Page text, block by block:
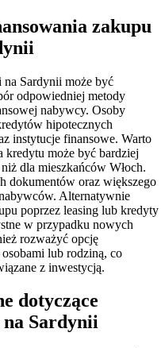
zakupu
na Sardynii może być
odpowiedniej metody
nabywcy. Osoby
hipotecznych
instytucje finansowe. Warto
kredytu może być bardziej
dla mieszkańców Włoch.
dokumentów oraz większego
Alternatywnie
poprzez leasing lub kredyty
w przypadku nowych
rozważyć opcję
lub rodziną, co
z inwestycją.
dotyczące
Sardynii